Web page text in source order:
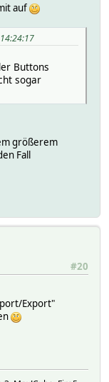
auf
Buttons
sogar
größerem
Fall
#20
Export"